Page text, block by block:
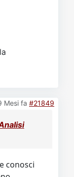
Mesi fa #21849
conosci